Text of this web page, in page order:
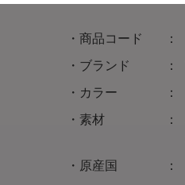
商品コード
ブランド
カラー
素材
原産国